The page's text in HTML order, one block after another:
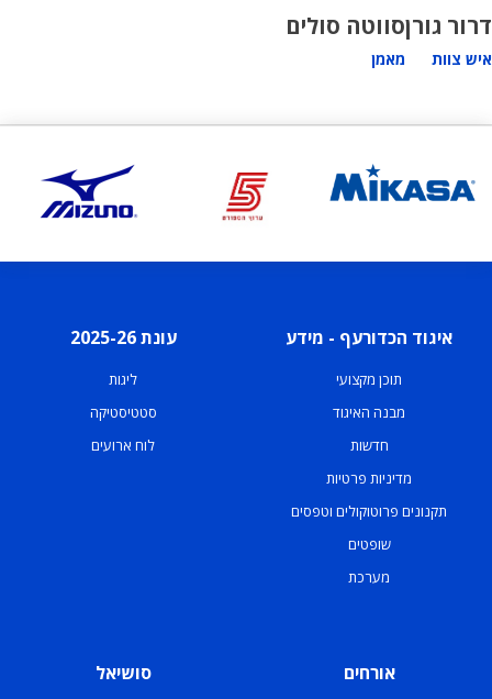
דרור גורן
איש צוות
סווטה סולים
מאמן
איגוד הכדורעף - מידע
תוכן מקצועי
מבנה האיגוד
חדשות
מדיניות פרטיות
תקנונים פרוטוקולים וטפסים
שופטים
מערכת
עונת 2025-26
ליגות
סטטיסטיקה
לוח ארועים
אורחים סושיאל